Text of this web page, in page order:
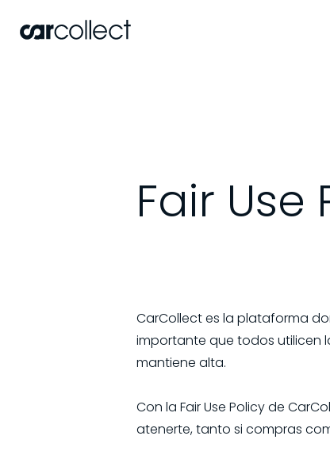
Fair
CarCollect es la plataforma
importante que todos utilicen
mantiene alta.
Con la Fair Use Policy de
atenerte, tanto si compras